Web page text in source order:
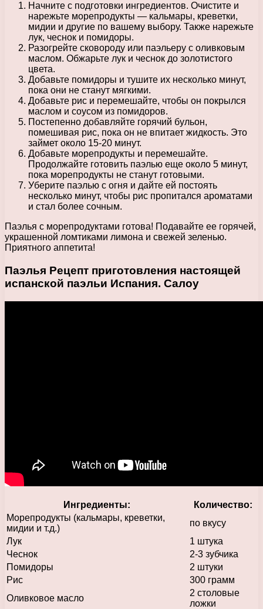
Начните с подготовки ингредиентов. Очистите и
нарежьте морепродукты — кальмары, креветки,
мидии и другие по вашему выбору. Также нарежьте
лук, чеснок и помидоры.
Разогрейте сковороду или паэльеру с оливковым
маслом. Обжарьте лук и чеснок до золотистого
цвета.
Добавьте помидоры и тушите их несколько минут,
пока они не станут мягкими.
Добавьте рис и перемешайте, чтобы он покрылся
маслом и соусом из помидоров.
Постепенно добавляйте горячий бульон,
помешивая рис, пока он не впитает жидкость. Это
займет около 15-20 минут.
Добавьте морепродукты и перемешайте.
Продолжайте готовить паэлью еще около 5 минут,
пока морепродукты не станут готовыми.
Уберите паэлью с огня и дайте ей постоять
несколько минут, чтобы рис пропитался ароматами
и стал более сочным.
Паэлья с морепродуктами готова! Подавайте ее горячей,
украшенной ломтиками лимона и свежей зеленью.
Приятного аппетита!
Паэлья Рецепт приготовления настоящей
испанской паэльи Испания. Салоу
Ингредиенты:
Количество:
Морепродукты (кальмары, креветки,
мидии и т.д.)
по вкусу
Лук
1 штука
Чеснок
2-3 зубчика
Помидоры
2 штуки
Рис
300 грамм
Оливковое масло
2 столовые
ложки